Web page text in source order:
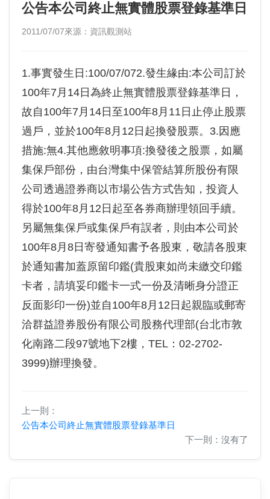
公告本公司終止無實體股票登錄基準日
2011/07/07來源：資訊觀測站
1.事實發生日:100/07/072.發生緣由:本公司訂於
100年7月14日為終止無實體股票登錄基準日，
故自100年7月14日至100年8月11日止停止股票
過戶，並於100年8月12日起換發股票。3.因應
措施:無4.其他應敘明事項:換發後之股票，如屬
集保戶部份，由台灣集中保管結算所股份有限
公司透過證券商以市場公告方式告知，投資人
得於100年8月12日起至各券商辦理領回手續。
另屬無集保戶或集保戶有誤者，則由本公司於
100年8月8日寄發通知書予各股東，敬請各股東
於通知書加蓋原留印鑑(貴股東如尚未繳交印鑑
卡者，請填妥印鑑卡一式一份及清晰身分證正
反面影印一份)並自100年8月12日起親臨或郵寄
洽群益證券股份有限公司股務代理部(台北市敦
化南路二段97號地下2樓，TEL：02-2702-
3999)辦理換發。
上一則：
公告本公司終止無實體股票登錄基準日
下一則：沒有了